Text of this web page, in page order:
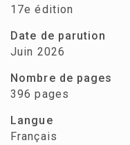
17e édition
Date de parution
Juin 2026
Nombre de pages
396 pages
Langue
Français